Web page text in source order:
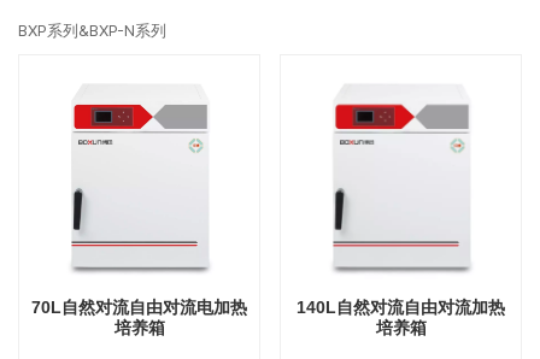
BXP系列&BXP-N系列
70L自然对流自由对流电加热
培养箱
140L自然对流自由对流加热
培养箱